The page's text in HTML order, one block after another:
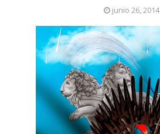
junio 26, 2014